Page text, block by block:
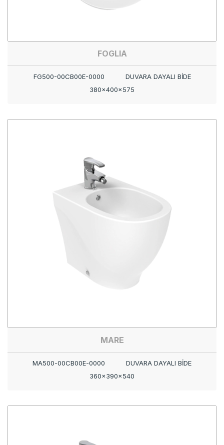
FOGLIA
FG500-00CB00E-0000
DUVARA DAYALI BİDE
380x400x575
MARE
MA500-00CB00E-0000
DUVARA DAYALI BİDE
360x390x540